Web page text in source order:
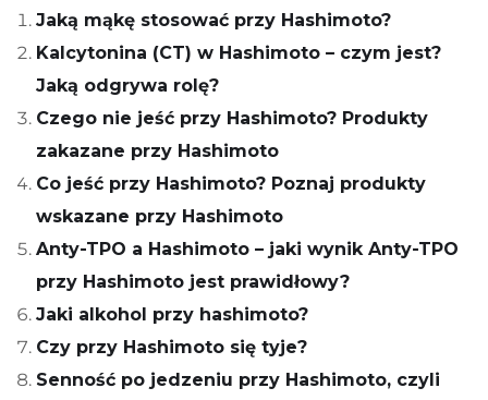
Jaką mąkę stosować przy Hashimoto?
Kalcytonina (CT) w Hashimoto – czym jest?
Jaką odgrywa rolę?
Czego nie jeść przy Hashimoto? Produkty
zakazane przy Hashimoto
Co jeść przy Hashimoto? Poznaj produkty
wskazane przy Hashimoto
Anty-TPO a Hashimoto – jaki wynik Anty-TPO
przy Hashimoto jest prawidłowy?
Jaki alkohol przy hashimoto?
Czy przy Hashimoto się tyje?
Senność po jedzeniu przy Hashimoto, czyli